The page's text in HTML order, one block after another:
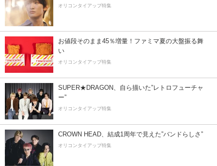
オリコンタイアップ特集
お値段そのまま45％増量！ファミマ夏の大盤振る舞
い
オリコンタイアップ特集
SUPER★DRAGON、自ら描いた”レトロフューチャ
ー”
オリコンタイアップ特集
CROWN HEAD、結成1周年で見えた”バンドらしさ”
オリコンタイアップ特集